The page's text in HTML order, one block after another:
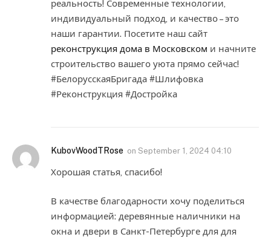
реальность! Современные технологии,
индивидуальный подход, и качество – это
наши гарантии. Посетите наш сайт
реконструкция дома в Московском и начните
строительство вашего уюта прямо сейчас!
#БелорусскаяБригада #Шлифовка
#Реконструкция #Достройка
KubovWoodTRose on September 1, 2024 04:10
Хорошая статья, спасибо!
В качестве благодарности хочу поделиться
информацией: деревянные наличники на
окна и двери в Санкт-Петербурге для для